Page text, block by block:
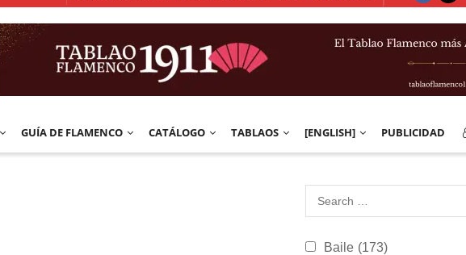
GUÍA DE FLAMENCO CATÁLOGO TABLAOS [ENGLISH] PUBLICIDAD
Baile (173)